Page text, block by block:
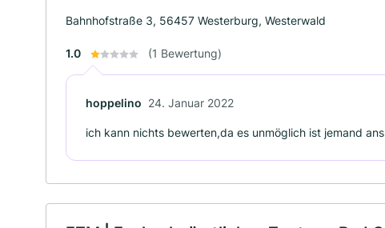
Bahnhofstraße 3, 56457 Westerburg, Westerwald
1.0 (1 Bewertung)
hoppelino 24. Januar 2022
ich kann nichts bewerten,da es unmöglich ist jemand